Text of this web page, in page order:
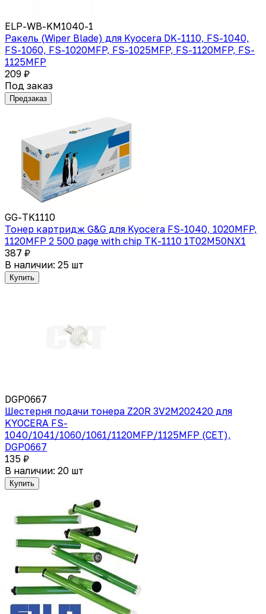
ELP-WB-KM1040-1
Ракель (Wiper Blade) для Kyocera DK-1110, FS-1040,
FS-1060, FS-1020MFP, FS-1025MFP, FS-1120MFP, FS-
1125MFP
209 ₽
Под заказ
Предзаказ
GG-TK1110
Тонер картридж G&G для Kyocera FS-1040, 1020MFP,
1120MFP 2 500 page with chip TK-1110 1T02M50NX1
387 ₽
В наличии: 25 шт
Купить
DGP0667
Шестерня подачи тонера Z20R 3V2M202420 для
KYOCERA FS-
1040/1041/1060/1061/1120MFP/1125MFP (CET),
DGP0667
135 ₽
В наличии: 20 шт
Купить